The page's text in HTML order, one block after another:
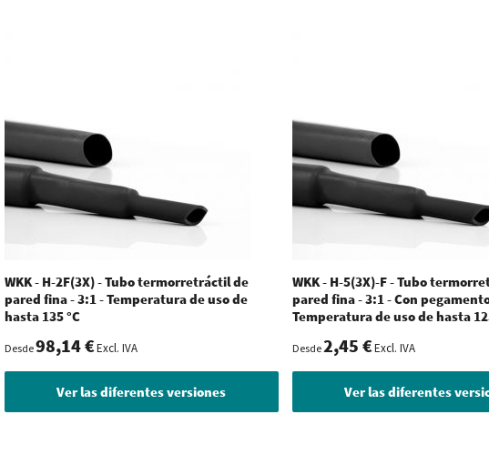
WKK - H-2F(3X) - Tubo termorretráctil de
pared fina - 3:1 - Temperatura de uso de
hasta 135 °C
Desde98,14 €Excl. IVA
Ver las diferentes versiones
WKK - H-5(3X)-F - Tubo
pared fina - 3:1 - Con
Temperatura de uso de hasta
Desde2,45 €Excl. IVA
Ver las diferentes